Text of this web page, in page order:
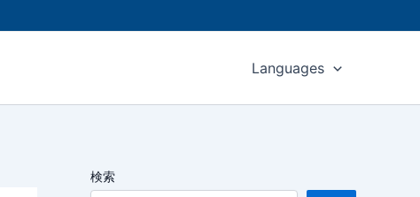
Languages
検索